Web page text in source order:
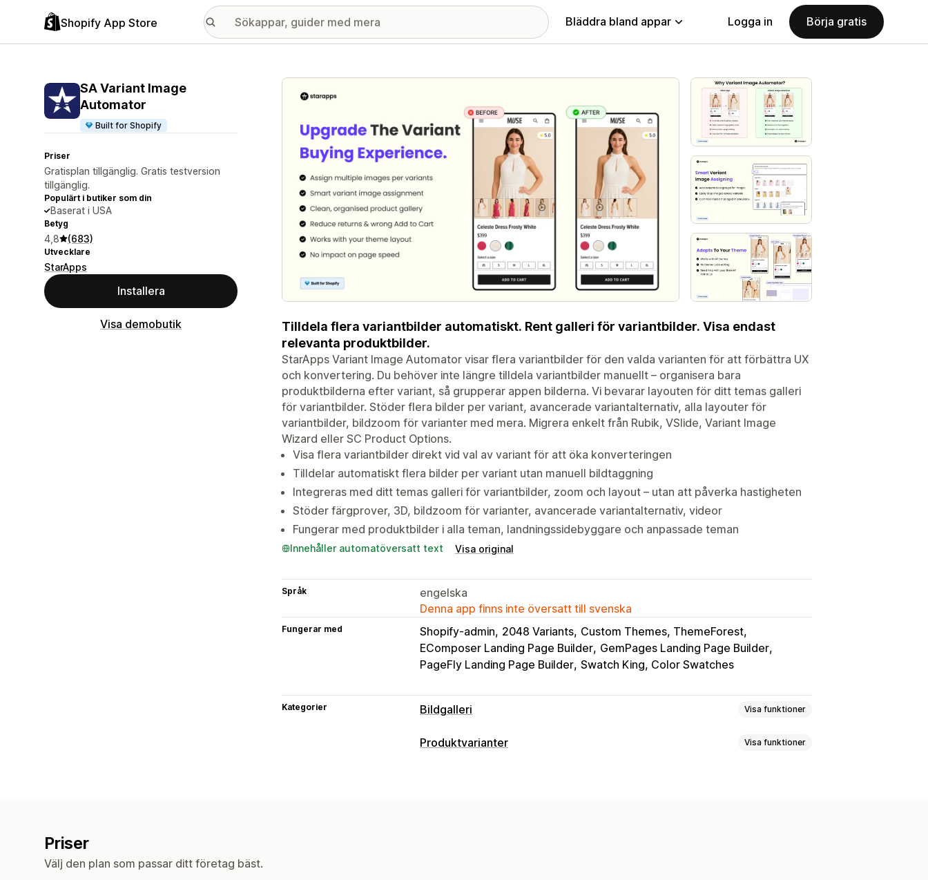
Shopify App Store Bläddra bland appar Logga in Börja gratis
SA Variant Image
Automator
Built for Shopify
Priser
Gratisplan tillgänglig. Gratis testversion
tillgänglig.
Populärt i butiker som din
Baserat i USA
Betyg
4,8 (683)
Utvecklare
StarApps
Installera
Visa demobutik
Galleri med utvalda bilder
Tilldela flera variantbilder automatiskt. Rent galleri för variantbilder. Visa endast
relevanta produktbilder.
StarApps Variant Image Automator visar flera variantbilder för den valda varianten för att förbättra UX
och konvertering. Du behöver inte längre tilldela variantbilder manuellt – organisera bara
produktbilderna efter variant, så grupperar appen bilderna. Vi bevarar layouten för ditt temas galleri
för variantbilder. Stöder flera bilder per variant, avancerade variantalternativ, alla layouter för
variantbilder, bildzoom för varianter med mera. Migrera enkelt från Rubik, VSlide, Variant Image
Wizard eller SC Product Options.
Visa flera variantbilder direkt vid val av variant för att öka konverteringen
Tilldelar automatiskt flera bilder per variant utan manuell bildtaggning
Integreras med ditt temas galleri för variantbilder, zoom och layout – utan att påverka hastigheten
Stöder färgprover, 3D, bildzoom för varianter, avancerade variantalternativ, videor
Fungerar med produktbilder i alla teman, landningssidebyggare och anpassade teman
Innehåller automatöversatt text Visa original
Språk
engelska
Denna app finns inte översatt till svenska
Fungerar med Shopify-admin 2048 Variants Custom Themes, ThemeForest
EComposer Landing Page Builder GemPages Landing Page Builder
PageFly Landing Page Builder Swatch King, Color Swatches
Kategorier Bildgalleri Visa funktioner
Gallerityper
Produktvarianter Visa funktioner
Priser
Välj den plan som passar ditt företag bäst.